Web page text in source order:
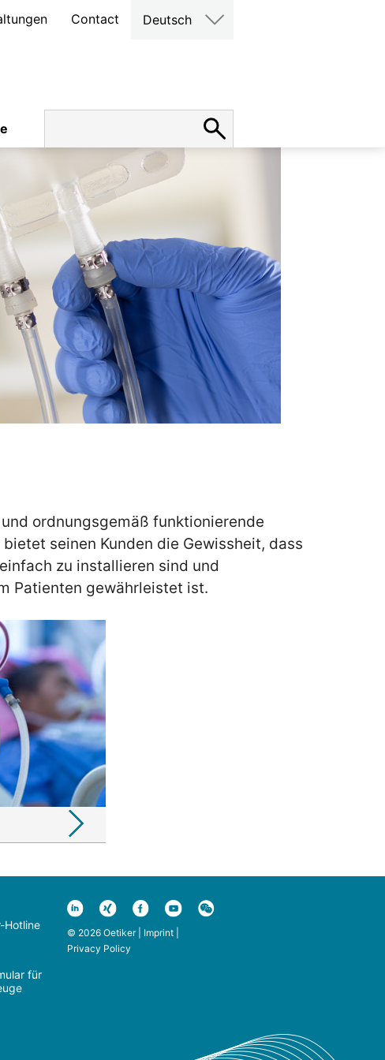
Contact Deutsch
ordnungsgemäß funktionierende
seinen Kunden die Gewissheit, dass
zu installieren sind und
Patienten gewährleistet ist.
Hotline
für
© 2026 Oetiker | Imprint|
Privacy Policy